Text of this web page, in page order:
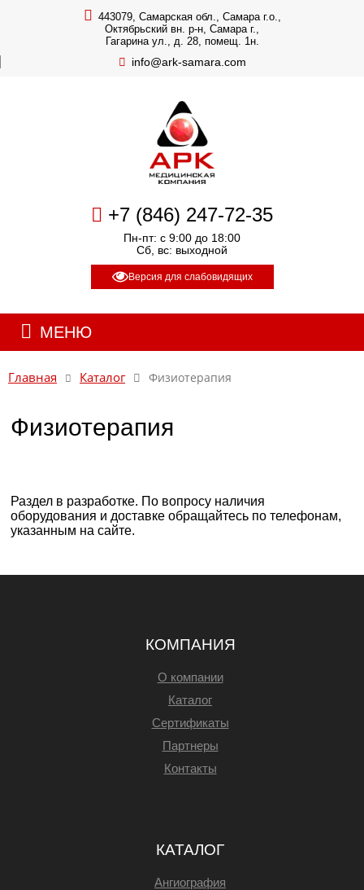
443079, Самарская обл., Самара г.о.,
Октябрьский вн. р-н, Самара г.,
Гагарина ул., д. 28, помещ. 1н.
info@ark-samara.com
+7 (846) 247-72-35
Пн-пт: с 9:00 до 18:00
Сб, вс: выходной
Версия для слабовидящих
МЕНЮ
Главная Каталог Физиотерапия
Физиотерапия
Раздел в разработке. По вопросу наличия
оборудования и доставке обращайтесь по телефонам,
указанным на сайте.
КОМПАНИЯ
О компании
Каталог
Сертификаты
Партнеры
Контакты
КАТАЛОГ
Ангиография